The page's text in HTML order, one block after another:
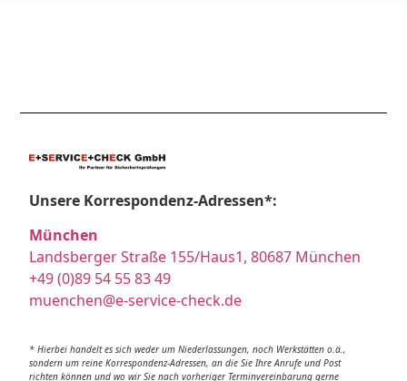
Unsere Korrespondenz-Adressen*:
München
Landsberger Straße 155/Haus1, 80687 München
+49 (0)89 54 55 83 49
muenchen@e-service-check.de
* Hierbei handelt es sich weder um Niederlassungen, noch Werkstätten o.ä.,
sondern um reine Korrespondenz-Adressen, an die Sie Ihre Anrufe und Post
richten können und wo wir Sie nach vorheriger Terminvereinbarung gerne